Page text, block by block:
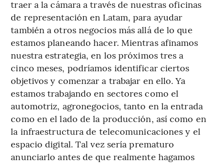
traer a la cámara a través de nuestras oficinas
de representación en Latam, para ayudar
también a otros negocios más allá de lo que
estamos planeando hacer. Mientras afinamos
nuestra estrategia, en los próximos tres a
cinco meses, podríamos identificar ciertos
objetivos y comenzar a trabajar en ello. Ya
estamos trabajando en sectores como el
automotriz, agronegocios, tanto en la entrada
como en el lado de la producción, así como en
la infraestructura de telecomunicaciones y el
espacio digital. Tal vez sería prematuro
anunciarlo antes de que realmente hagamos